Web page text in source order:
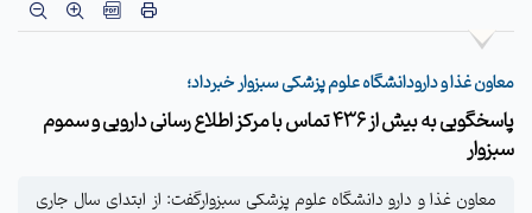
معاون غذا و دارودانشگاه علوم پزشکی سبزوار خبرداد؛
پاسخگویی به بیش از 436 تماس با مرکز اطلاع رسانی دارویی و سموم
سبزوار
معاون غذا و دارو دانشگاه علوم پزشکی سبزوارگفت: از ابتدای سال جاری